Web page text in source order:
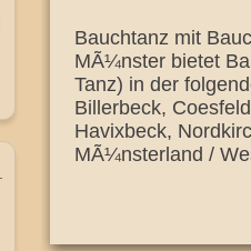
Bauchtanz mit
MÃ¼nster bietet
Tanz) in der
Billerbeck,
Havixbeck,
MÃ¼nsterland /